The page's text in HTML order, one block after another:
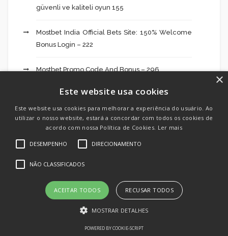
güvenli ve kaliteli oyun 155
Mostbet India Official Bets Site: 150% Welcome
Bonus Login – 222
Mostbet Promo Code And Bonus – 296
Mostbet Promo Kod Azərbaycanda Mostbet
Promosyon Kodu Hello Passenger 218
Mostbet Promo Kod Azərbaycanda Mostbet
Promosyon Kodu Hello Passenger 262
Mostbet Review: Promo Signal Forbes Up To $1,
000 In Bonus Bets October 2024 – 684
‎mostbet Sports Betting Su Application Store –
×
Este website usa cookies
Este website usa cookies para melhorar a experiência do usuário. Ao
utilizar o nosso website, estará a concordar com todos os cookies de
acordo com nossa Política de Cookies. Ler mais
DESEMPENHO DIRECIONAMENTO
NÃO CLASSIFICADOS
ACEITAR TODOS RECUSAR TODOS
MOSTRAR DETALHES
POWERED BY COOKIE-SCRIPT